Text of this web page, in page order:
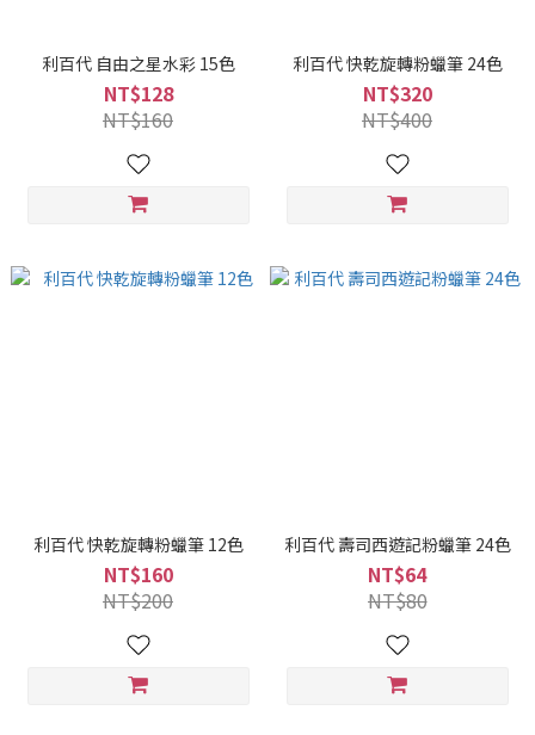
利百代 自由之星水彩 15色
NT$128
NT$160
利百代 快乾旋轉粉蠟筆 24色
NT$320
NT$400
利百代 快乾旋轉粉蠟筆 12色
NT$160
NT$200
利百代 壽司西遊記粉蠟筆 24色
NT$64
NT$80